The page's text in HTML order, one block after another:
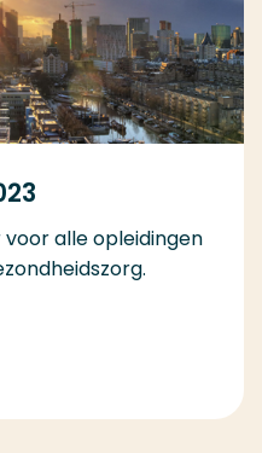
alle opleidingen